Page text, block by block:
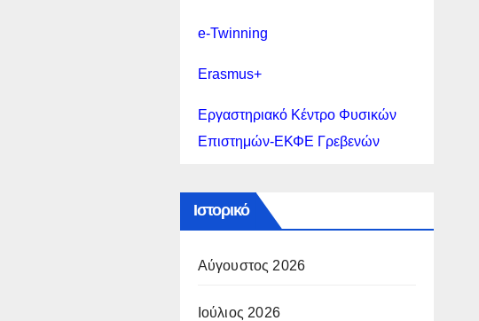
e-Twinning
Erasmus+
Εργαστηριακό Κέντρο Φυσικών
Επιστημών-ΕΚΦΕ Γρεβενών
Ιστορικό
Αύγουστος 2026
Ιούλιος 2026